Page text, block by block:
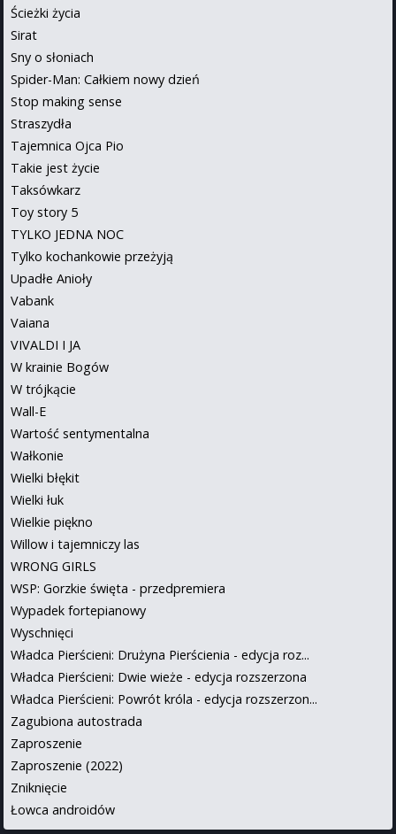
Ścieżki życia
Sirat
Sny o słoniach
Spider-Man: Całkiem nowy dzień
Stop making sense
Straszydła
Tajemnica Ojca Pio
Takie jest życie
Taksówkarz
Toy story 5
TYLKO JEDNA NOC
Tylko kochankowie przeżyją
Upadłe Anioły
Vabank
Vaiana
VIVALDI I JA
W krainie Bogów
W trójkącie
Wall-E
Wartość sentymentalna
Wałkonie
Wielki błękit
Wielki łuk
Wielkie piękno
Willow i tajemniczy las
WRONG GIRLS
WSP: Gorzkie święta - przedpremiera
Wypadek fortepianowy
Wyschnięci
Władca Pierścieni: Drużyna Pierścienia - edycja roz...
Władca Pierścieni: Dwie wieże - edycja rozszerzona
Władca Pierścieni: Powrót króla - edycja rozszerzon...
Zagubiona autostrada
Zaproszenie
Zaproszenie (2022)
Zniknięcie
Łowca androidów